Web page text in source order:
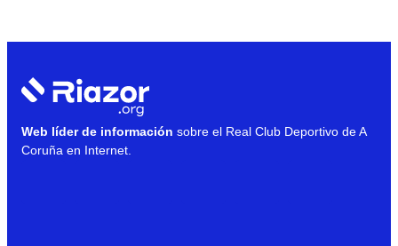
Web líder de información sobre el Real Club Deportivo de A
Coruña en Internet.